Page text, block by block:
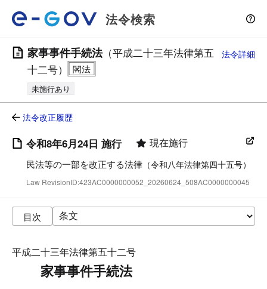
法令検索
家事事件手続法（平成二十三年法律第五
十二号）
未施行あり
法令詳細
法令改正履歴
令和8年6月24日 施行 現在施行
民法等の一部を改正する法律 （令和八年法律第四十五号）
Law RevisionID:423AC0000000052_20260624_508AC0000000045
目次
平成二十三年法律第五十二号
家事事件手続法